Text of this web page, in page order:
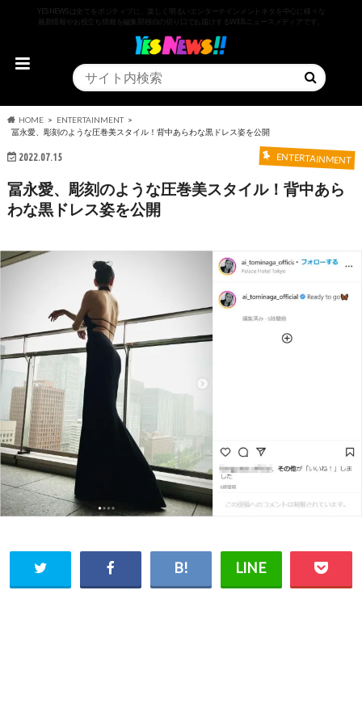
YESNEWSは全てをポジティブに、楽しく明るいエンターテインメントネタを中心に様々な
最新情報やお役立ち情報を編集部独自の切り口でお届けするWEBニュースメディアです。
HOME
ENTERTAINMENT
冨永愛、彫刻のような圧巻美スタイル！背中あらわな黒ドレス姿を公開
2022.07.15 ENTERTAINMENT
冨永愛、彫刻のような圧巻美スタイル！背中あら
わな黒ドレス姿を公開